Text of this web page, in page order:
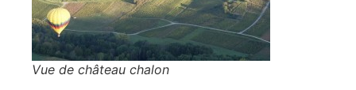
Vue de château chalon